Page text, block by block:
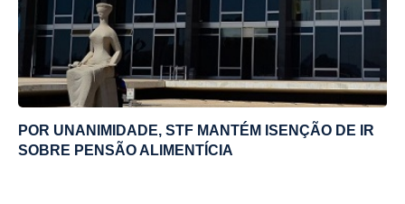
POR UNANIMIDADE, STF MANTÉM ISENÇÃO DE IR
SOBRE PENSÃO ALIMENTÍCIA